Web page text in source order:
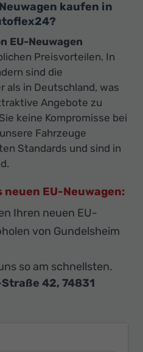
kaufen in
EU-Neuwagen
Preisvorteilen. In
sind die
als in Deutschland, was
Angebote zu
keine Kompromisse bei
Fahrzeuge
Standards und sind in
EU-Neuwagen:
Ihren neuen EU-
von Gundelsheim
so am schnellsten.
42, 74831